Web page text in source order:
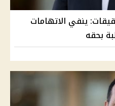
ينفي الاتهامات
بحقه